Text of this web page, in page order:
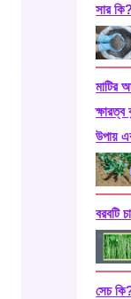
সার
মাটির
উপায়
বরবটি
সেচ